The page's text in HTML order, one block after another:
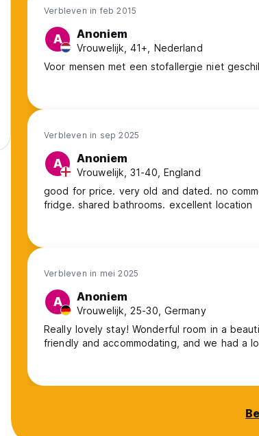
Verbleven in feb 2015
A Anoniem
Vrouwelijk, 41+, Nederland
Voor mensen met een stofallergie niet
Verbleven in sep 2025
A Anoniem
Vrouwelijk, 31-40, England
good for price. very old and dated. no
fridge. shared bathrooms. excellent location
Verbleven in mei 2025
A Anoniem
Vrouwelijk, 25-30, Germany
Really lovely stay! Wonderful room in a
friendly and accommodating, and we had a